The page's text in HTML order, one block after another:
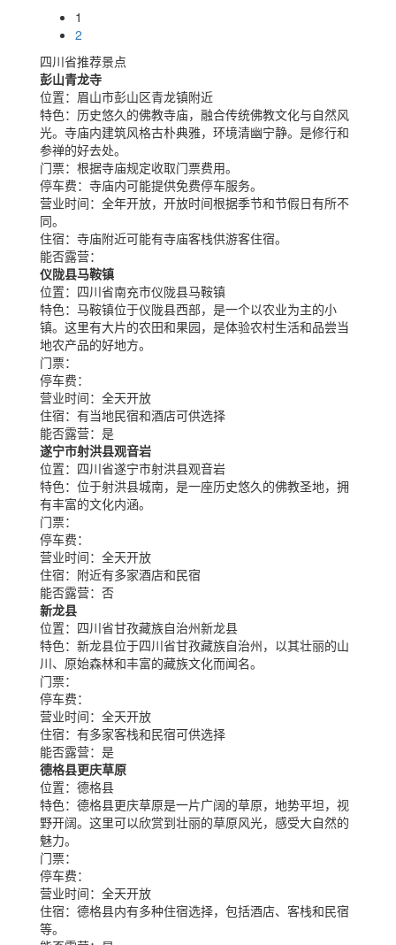
1
2
四川省推荐景点
彭山青龙寺
位置： 眉山市彭山区青龙镇附近
特色： 历史悠久的佛教寺庙，融合传统佛教文化与自然风
光。寺庙内建筑风格古朴典雅，环境清幽宁静。是修行和
参禅的好去处。
门票： 根据寺庙规定收取门票费用。
停车费： 寺庙内可能提供免费停车服务。
营业时间： 全年开放，开放时间根据季节和节假日有所不
同。
住宿： 寺庙附近可能有寺庙客栈供游客住宿。
能否露营：
仪陇县马鞍镇
位置： 四川省南充市仪陇县马鞍镇
特色： 马鞍镇位于仪陇县西部，是一个以农业为主的小
镇。这里有大片的农田和果园，是体验农村生活和品尝当
地农产品的好地方。
门票：
停车费：
营业时间： 全天开放
住宿： 有当地民宿和酒店可供选择
能否露营： 是
遂宁市射洪县观音岩
位置： 四川省遂宁市射洪县观音岩
特色： 位于射洪县城南，是一座历史悠久的佛教圣地，拥
有丰富的文化内涵。
门票：
停车费：
营业时间： 全天开放
住宿： 附近有多家酒店和民宿
能否露营： 否
新龙县
位置： 四川省甘孜藏族自治州新龙县
特色： 新龙县位于四川省甘孜藏族自治州，以其壮丽的山
川、原始森林和丰富的藏族文化而闻名。
门票：
停车费：
营业时间： 全天开放
住宿： 有多家客栈和民宿可供选择
能否露营： 是
德格县更庆草原
位置： 德格县
特色： 德格县更庆草原是一片广阔的草原，地势平坦，视
野开阔。这里可以欣赏到壮丽的草原风光，感受大自然的
魅力。
门票：
停车费：
营业时间： 全天开放
住宿： 德格县内有多种住宿选择，包括酒店、客栈和民宿
等。